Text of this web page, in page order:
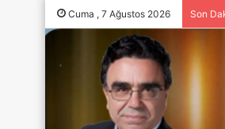
Cuma , 7 Ağustos 2026 Son